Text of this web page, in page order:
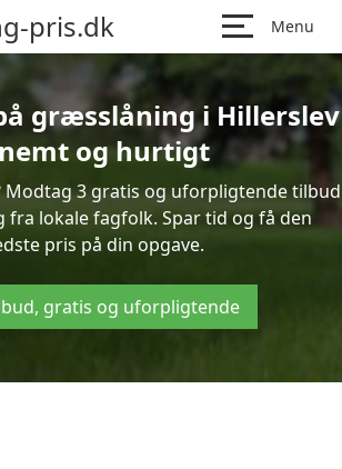
pris.dk Menu
græsslåning i Hillerslev
og hurtigt
Modtag 3 gratis og uforpligtende tilbud
fra lokale fagfolk. Spar tid og få den
pris på din opgave.
gratis og uforpligtende